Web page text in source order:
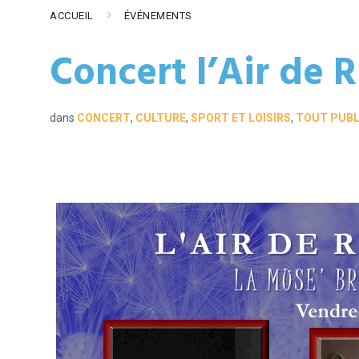
ACCUEIL ÉVÉNEMENTS
Concert l’Air de
dans CONCERT, CULTURE, SPORT ET LOISIRS, TOUT